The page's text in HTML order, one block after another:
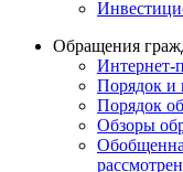
Обращения
Интернет-
Порядок и
Порядок
Обзоры